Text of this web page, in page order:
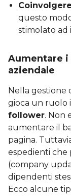
questo
stimolato ad
Aumentare i
aziendale
Nella gestione
gioca un ruolo
follower. Non
aumentare il
pagina.
espedienti che
(company
dipendenti
Ecco alcune